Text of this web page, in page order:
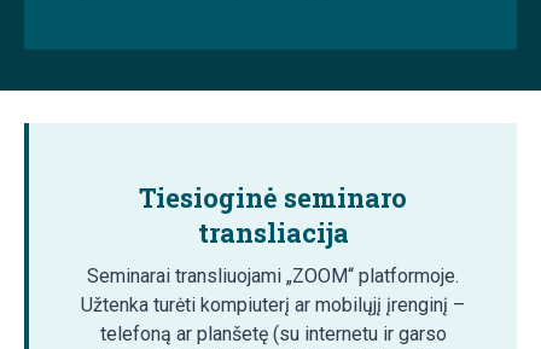
Tiesioginė seminaro
transliacija
Seminarai transliuojami „ZOOM“ platformoje.
Užtenka turėti kompiuterį ar mobilųjį įrenginį –
telefoną ar planšetę (su internetu ir garso